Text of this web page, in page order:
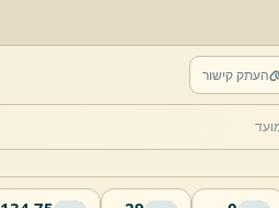
העתק קישור